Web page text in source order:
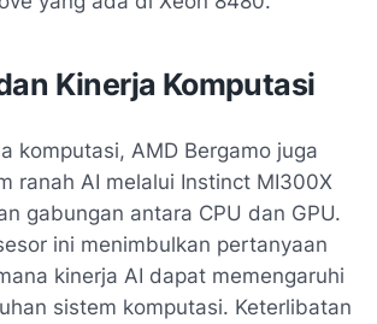
Kinerja Komputasi
komputasi, AMD Bergamo juga
ranah AI melalui Instinct MI300X
gabungan antara CPU dan GPU.
ini menimbulkan pertanyaan
kinerja AI dapat memengaruhi
sistem komputasi. Keterlibatan